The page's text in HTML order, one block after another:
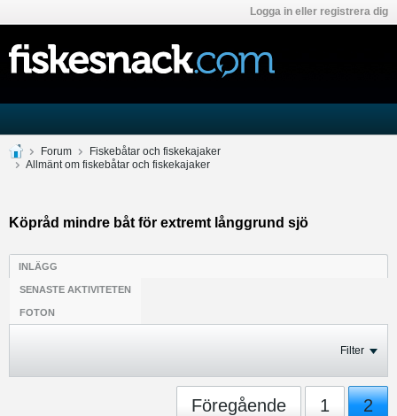
Logga in eller registrera dig
Forum
Fiskebåtar och fiskekajaker
Allmänt om fiskebåtar och fiskekajaker
Köpråd mindre båt för extremt långgrund sjö
INLÄGG
SENASTE AKTIVITETEN
FOTON
Filter
Föregående 1 2